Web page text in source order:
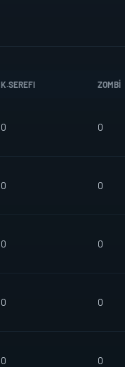
K.SEREFI ZOMBI
0 0
0 0
0 0
0 0
0 0